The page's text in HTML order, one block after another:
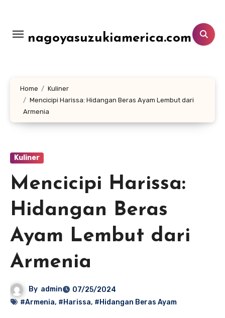
konten nagoyasuzukiamerica.com
Home
Kuliner
Mencicipi Harissa: Hidangan Beras Ayam Lembut dari
Armenia
Kuliner
Mencicipi Harissa:
Hidangan Beras
Ayam Lembut dari
Armenia
By admin
07/25/2024
#Armenia, #Harissa, #Hidangan Beras Ayam